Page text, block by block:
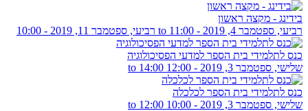
בידינג - מקצה ראשון
רביעי, ספטמבר 4, 2019 - 11:00
רביעי, ספטמבר 11, 2019 - 10:00
כנס לתלמידי בית הספר למדעי הפסיכולוגיה
שלישי, ספטמבר 3, 2019 -
12:00
14:00
כנס לתלמידי בית הספר לכלכלה
שלישי, ספטמבר 3, 2019 -
10:00
12:00